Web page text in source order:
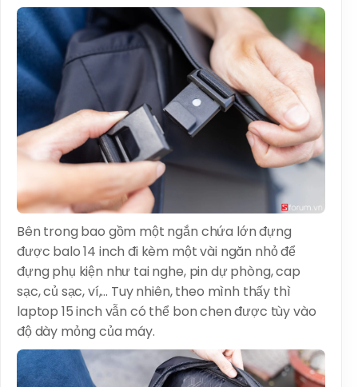
Bên trong bao gồm một ngắn chứa lớn đựng
được balo 14 inch đi kèm một vài ngăn nhỏ để
đựng phụ kiện như tai nghe, pin dự phòng, cap
sạc, củ sạc, ví,… Tuy nhiên, theo mình thấy thì
laptop 15 inch vẫn có thể bon chen được tùy vào
độ dày mỏng của máy.